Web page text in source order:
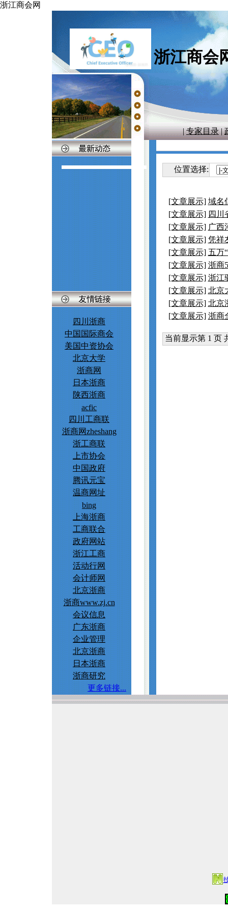
浙江商会网
浙江商会
|专家目录|
四川浙商
中国国际商会
美国中资协会
北京大学
浙商网
日本浙商
陕西浙商
acfic
四川工商联
浙商网zheshang
浙工商联
上市协会
中国政府
腾讯元宝
温商网址
bing
上海浙商
工商联合
政府网站
浙江工商
活动行网
会计师网
北京浙商
浙商www.zj.cn
会议信息
广东浙商
企业管理
北京浙商
日本浙商
浙商研究
更多链接...
位置选择:
[文章展示] 域名
[文章展示] 四川
[文章展示] 广西
[文章展示] 凭祥
[文章展示] 五万
[文章展示] 浙商
[文章展示] 浙江
[文章展示] 北京
[文章展示] 北京
[文章展示] 浙商
当前显示第 1 页